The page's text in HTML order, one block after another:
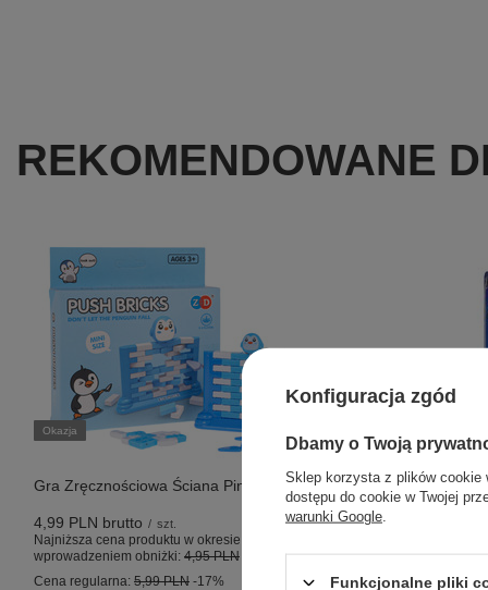
REKOMENDOWANE
Okazja
Gra Zręcznościowa Ściana Pingwin
4,99 PLN brutto / szt.
Najniższa cena produktu w okresie 30 dni przed
wprowadzeniem obniżki: 4,95 PLN
Cena regularna: 5,99 PLN -17%
Konfiguracja zgód
Dbamy o Twoją
Sklep korzysta z plików cookie
dostępu do cookie w Twojej
warunki Google
Funkcjonalne pliki